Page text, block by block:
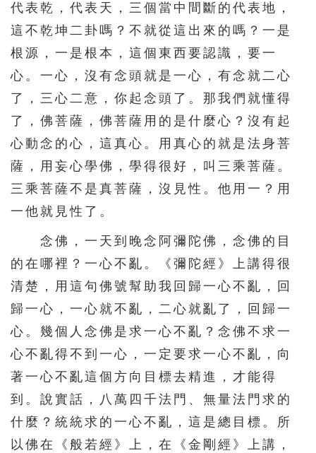
代表乾，代表天，三個當中間斷的代表地，
這不乾坤二卦嗎？不就從這出來的嗎？一是
根源，一是根本，這個東西要認識，要一
心。一心，沒有念頭就是一心，有念就二心
了，三心二意，你起念頭了。那我們就懂得
了，佛菩薩，佛菩薩用的是什麼心？沒有起
心動念的心，這真心。用真心的就是法身菩
薩，用妄心學佛，學得很好，叫三乘菩薩。
三乘菩薩不是真菩薩，沒見性。他用一？用
一他就見性了。
念佛，一天到晚念阿彌陀佛，念佛的目
的在哪裡？一心不亂。《彌陀經》上講得很
清楚，用這句佛號幫助我回歸一心不亂，回
歸一心，一心就不亂，二心就亂了，回歸一
心。幾個人念佛是求一心不亂？念佛不求一
心不亂得不到一心，一定要求一心不亂，向
著一心不亂這個方向目標去精進，才能得
到。說實話，八萬四千法門、無量法門求的
什麼？統統求的一心不亂，這是總目標。所
以佛在《般若經》上，在《金剛經》上講，